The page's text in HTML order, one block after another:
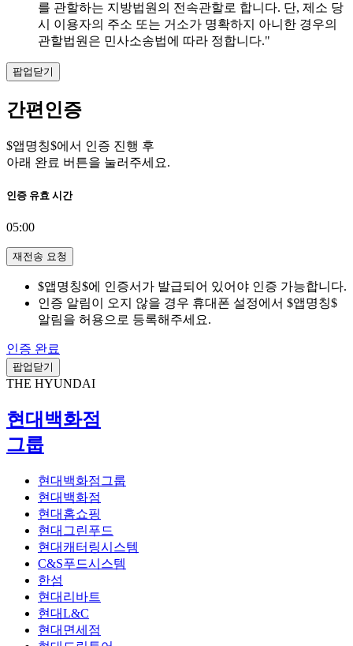
를 관할하는 지방법원의 전속관할로 합니다. 단, 제소 당
시 이용자의 주소 또는 거소가 명확하지 아니한 경우의
관할법원은 민사소송법에 따라 정합니다."
팝업닫기
간편인증
$앱명칭$에서 인증 진행 후
아래 완료 버튼을 눌러주세요.
인증 유효 시간
05:00
재전송 요청
$앱명칭$에 인증서가 발급되어 있어야 인증 가능합니다.
인증 알림이 오지 않을 경우 휴대폰 설정에서 $앱명칭$
알림을 허용으로 등록해주세요.
인증 완료
팝업닫기
THE HYUNDAI
현대백화점
그룹
현대백화점그룹
현대백화점
현대홈쇼핑
현대그린푸드
현대캐터링시스템
C&S푸드시스템
한섬
현대리바트
현대L&C
현대면세점